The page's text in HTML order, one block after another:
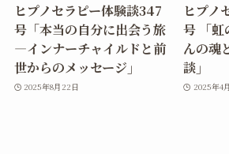
ヒプノセラピー体験談347
号「本当の自分に出会う旅
―インナーチャイルドと前
世からのメッセージ」
2025年8月22日
ヒプノ
号 「虹
んの魂
談」
2025年4